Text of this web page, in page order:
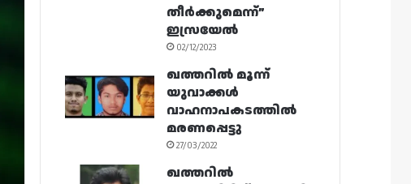
തീർക്കുമെന്ന്”
ഇസ്രയേൽ
02/12/2023
ഖത്തറിൽ മൂന്ന്
യുവാക്കൾ
വാഹനാപകടത്തിൽ
മരണപ്പെട്ടു
27/03/2022
ഖത്തറിൽ